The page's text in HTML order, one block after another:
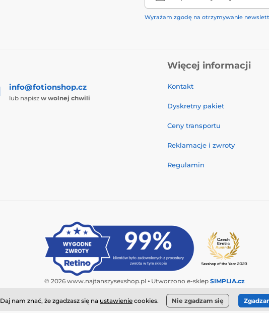
Wyrażam zgodę na otrzymywanie
info@fotionshop.cz
lub napisz w wolnej chwili
Więcej informacji
Kontakt
Dyskretny pakiet
Ceny transportu
Reklamacje i zwroty
Regulamin
© 2026 www.najtanszysexshop.pl ⦁ Utworzono e-sklep SIMPLIA.cz
Daj nam znać, że zgadzasz się na ustawienie cookies. Nie zgadzam się